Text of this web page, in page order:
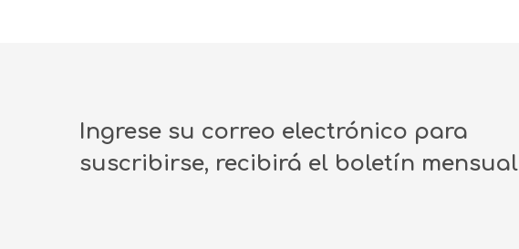
Ingrese su correo electrónico para
suscribirse, recibirá el boletín mensual